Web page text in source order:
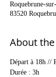
Roquebrune-
83520
About
Départ à 18h //
Durée : 3h